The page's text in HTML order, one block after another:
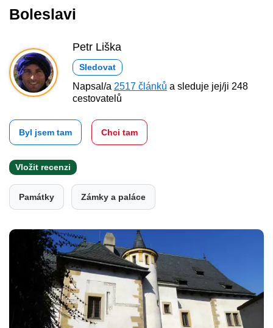
Boleslavi
Petr Liška
Sledovat
Napsal/a 2517 článků a sleduje jej/ji 248
cestovatelů
Byl jsem tam Chci tam
Vložit recenzi
Památky Zámky a paláce